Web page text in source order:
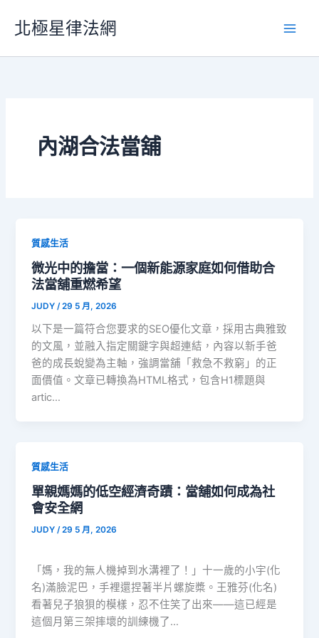
要
北極星律法網
內湖合法當舖
質感生活
微光中的擔當：一個新能源家庭如何借助合
法當舖重燃希望
JUDY /29 5 月, 2026
以下是一篇符合您要求的SEO優化文章，採用古典雅致
的文風，並融入指定關鍵字與超連結，內容以新手爸
爸的成長蛻變為主軸，強調當舖「救急不救窮」的正
面價值。文章已轉換為HTML格式，包含H1標題與
artic…
質感生活
單親媽媽的低空經濟奇蹟：當舖如何成為社
會安全網
JUDY/29 5 月, 2026
「媽，我的無人機掉到水溝裡了！」十一歲的小宇(化
名)滿臉泥巴，手裡還捏著半片螺旋槳。王雅芬(化名)
看著兒子狼狽的模樣，忍不住笑了出來——這已經是
這個月第三架摔壞的訓練機了…